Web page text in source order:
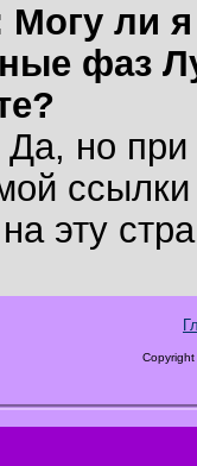
Могу ли
фаз
но при
эту